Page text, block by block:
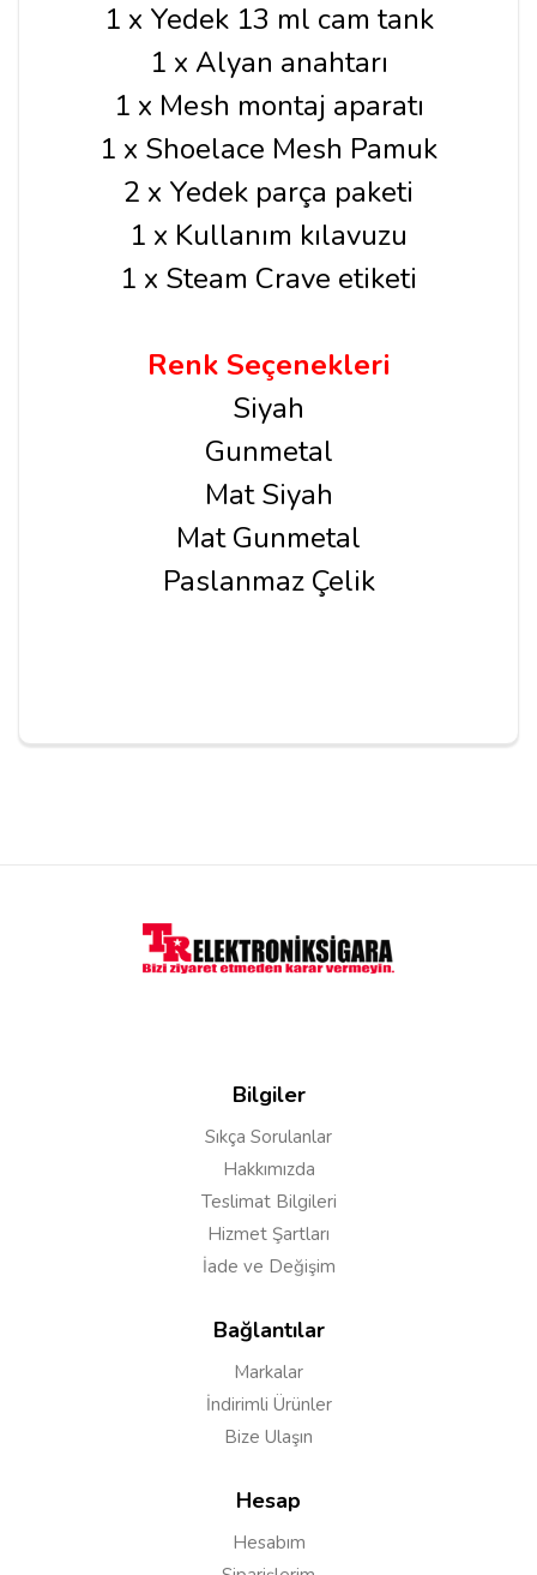
1 x Yedek 13 ml cam tank
1 x Alyan anahtarı
1 x Mesh montaj aparatı
1 x Shoelace Mesh Pamuk
2 x Yedek parça paketi
1 x Kullanım kılavuzu
1 x Steam Crave etiketi
Renk Seçenekleri
Siyah
Gunmetal
Mat Siyah
Mat Gunmetal
Paslanmaz Çelik
Bilgiler
Sıkça Sorulanlar
Hakkımızda
Teslimat Bilgileri
Hizmet Şartları
İade ve Değişim
Bağlantılar
Markalar
İndirimli Ürünler
Bize Ulaşın
Hesap
Hesabım